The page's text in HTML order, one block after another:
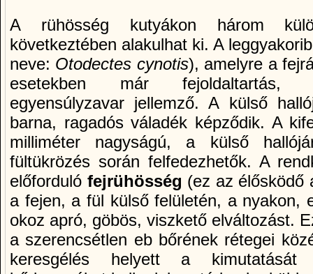
A rühösség kutyákon három
következtében alakulhat ki. A
neve: Otodectes cynotis), amelyre a
esetekben már fejoldaltartás,
egyensúlyzavar jellemző. A külső
barna, ragadós váladék képződik. A
milliméter nagyságú, a külső
fültükrözés során felfedezhetők. A
előforduló fejrühösség (ez az élősködő
a fejen, a fül külső felületén, a nyakon,
okoz apró, göbös, viszkető elváltozást.
a szerencsétlen eb bőrének rétegei
keresgélés helyett a